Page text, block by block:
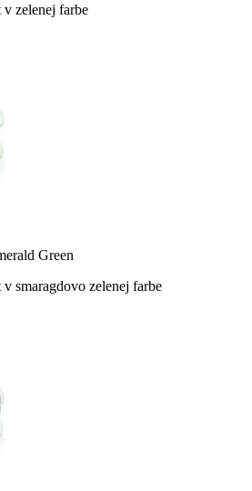
zelenej farbe
Green
smaragdovo zelenej farbe